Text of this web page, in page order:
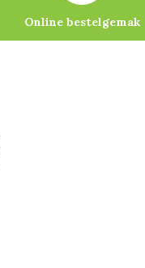
Online bestelgemak